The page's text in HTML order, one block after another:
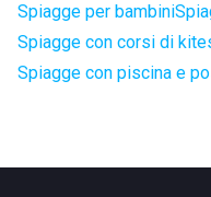
Spiagge per bambini
Spiagge con corsi di
Spiagge con piscina e